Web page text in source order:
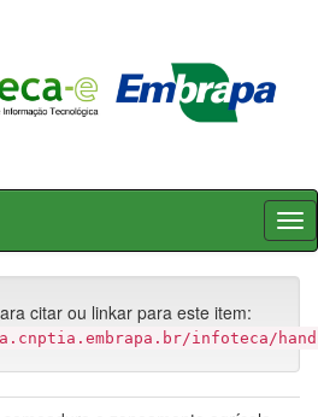
citar ou linkar para este item:
infoteca/